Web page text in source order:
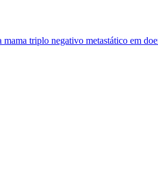
triplo negativo metastático em